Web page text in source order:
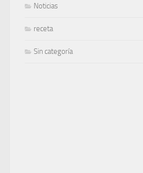
Noticias
receta
Sin categoría